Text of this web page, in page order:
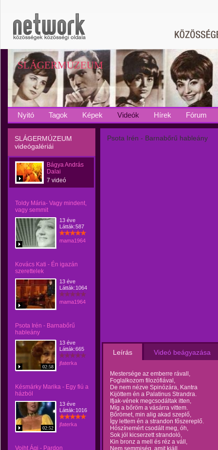
SLÁGERMÚZEUM
Nyitó Tagok Képek Videók Hírek Fórum
SLÁGERMÚZEUM
videógalériái
Bágya András
Dalai
7 videó
Toldy Mária- Vagy mindent,
vagy semmit
13 éve
Látták:587
mama1964
Kovács Kati - Én igazán
szerettelek
13 éve
Látták:1064
mama1964
Psota Irén - Barnabőrű
hableány
02:58
13 éve
Látták:665
jfaterka
Késmárky Marika - Egy fiú a
házból
02:52
13 éve
Látták:1016
jfaterka
Voiht Ági - Pardon
Psota Irén - Barnabőrű hableány
Leírás Videó beágyazása
Mestersége az emberre rávall,
Foglalkozom filozófiával,
De nem nézve Spinózára, Kantra
Kijöttem én a Palatinus Strandra.
Ifjak-vének megcsodáltak itten,
Míg a bőröm a vásárra vittem.
Bőrömet, min alig akad szeplő,
Így lettem én a strandon főszereplő.
Hószínemért csodált meg, óh,
Sok jól kicserzett strandoló,
Kin bronz a mell és réz a váll,
Nem semmiség, amit kiáll,